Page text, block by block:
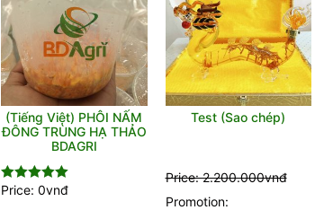
(Tiếng Việt) PHÔI NẤM
ĐÔNG TRÙNG HẠ THẢO
BDAGRI
Rated 5.00
Price: 0vnđ
Test (Sao chép)
Price: 2.200.000vnđ
Promotion: